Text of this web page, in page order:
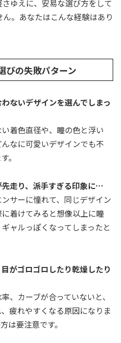
ゆえに、安易な選び方をして
。あなたはこんな経験はあり
びの失敗パターン
ないデザインを選んでしまっ
着色直径や、瞳の色と浮い
なに可愛いデザインでも不
。
先走り、派手すぎる印象に…
サーに憧れて、同じデザイン
着けてみると想像以上に瞳
ャルっぽくなってしまったと
がゴロゴロしたり乾燥したり
、カーブが合っていないと、
疲れやすくなる原因になりま
は要注意です。